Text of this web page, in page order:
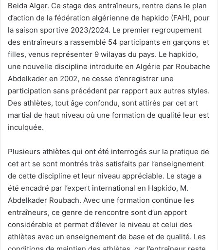
Beida Alger. Ce stage des entraîneurs, rentre dans le plan
d’action de la fédération algérienne de hapkido (FAH), pour
la saison sportive 2023/2024. Le premier regroupement
des entraîneurs a rassemblé 54 participants en garçons et
filles, venus représenter 9 wilayas du pays. Le hapkido,
une nouvelle discipline introduite en Algérie par Roubache
Abdelkader en 2002, ne cesse d’enregistrer une
participation sans précédent par rapport aux autres styles.
Des athlètes, tout âge confondu, sont attirés par cet art
martial de haut niveau où une formation de qualité leur est
inculquée.
Plusieurs athlètes qui ont été interrogés sur la pratique de
cet art se sont montrés très satisfaits par l’enseignement
de cette discipline et leur niveau appréciable. Le stage a
été encadré par l’expert international en Hapkido, M.
Abdelkader Roubach. Avec une formation continue les
entraîneurs, ce genre de rencontre sont d’un apport
considérable et permet d’élever le niveau et celui des
athlètes avec un enseignement de base et de qualité. Les